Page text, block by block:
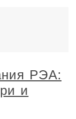
РЭА:
и